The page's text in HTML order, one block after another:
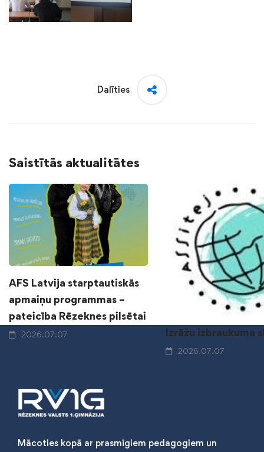
Dalīties
Saistītās aktualitātes
AFS Latvija starptautiskās
apmaiņu programmas –
pateicība Rēzeknes pilsētai
2026.07.07 Izrāžu izbraukuma
2026.07.07
Mācoties kopā ar prasmīgiem pedagogiem un